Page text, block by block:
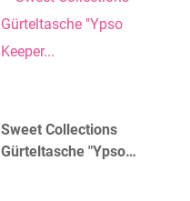
Sweet Collections
Gürteltasche "Ypso